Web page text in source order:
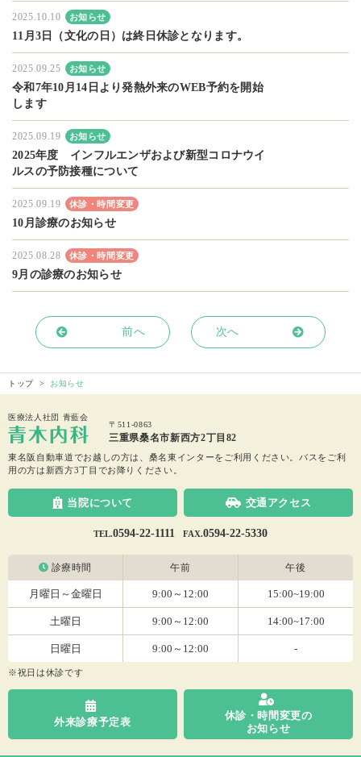
2025.10.10 お知らせ
11月3日（文化の日）は終日休診となります。
2025.09.25 お知らせ
令和7年10月14日より発熱外来のWEB予約を開始
します
2025.09.19 お知らせ
2025年度 インフルエンザおよび新型コロナウイ
ルスの予防接種について
2025.09.19 休診・時間変更
10月診療のお知らせ
2025.08.28 休診・時間変更
9月の診療のお知らせ
前へ 次へ
トップ お知らせ
医療法人社団 青藍会
〒511-0863
三重県桑名市新西方2丁目82
東名阪自動車道でお越しの方は、桑名東インターをご利用ください。 バスをご利
用の方は新西方3丁目でお降りください。
当院について 交通アクセス
TEL.0594-22-1111 FAX.0594-22-5330
診療時間 午前 午後
月曜日～金曜日 9:00～12:00 15:00~19:00
土曜日 9:00～12:00 14:00~17:00
日曜日 9:00～12:00 -
※祝日は休診です
外来診療予定表
休診・時間変更の
お知らせ